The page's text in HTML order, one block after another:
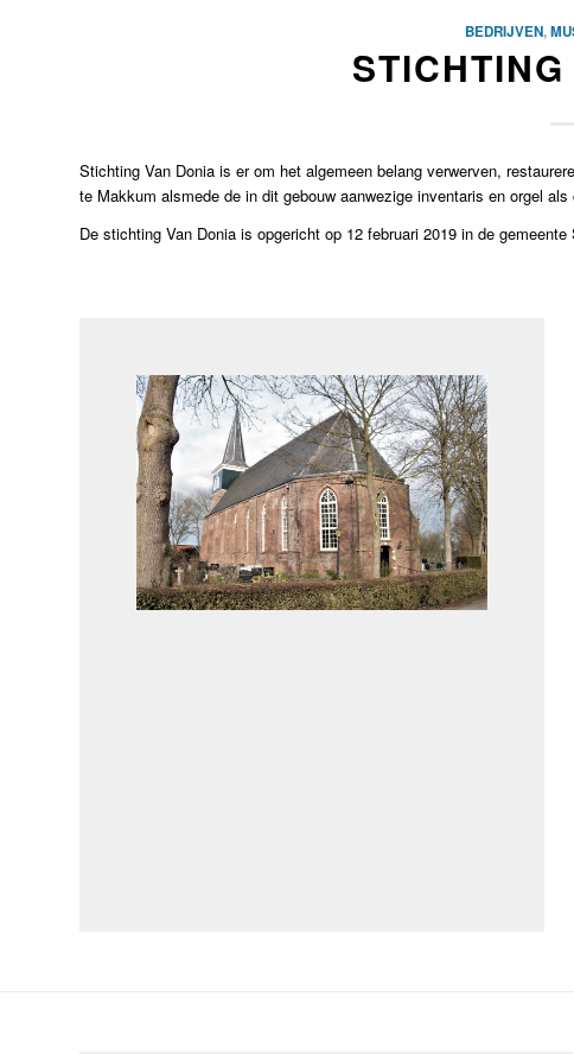
BEDRIJVEN,
Stichting Van Donia is er om het algemeen belang verwerven,
te Makkum alsmede de in dit gebouw aanwezige inventaris en orgel
De stichting Van Donia is opgericht op 12 februari 2019 in de